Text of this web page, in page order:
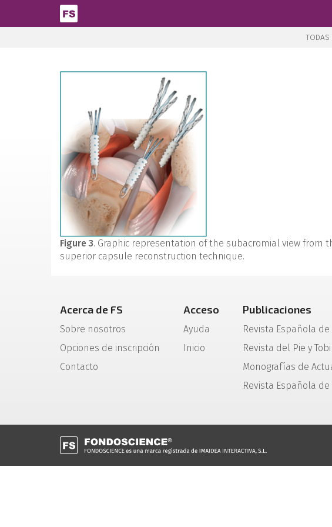
Pasar al contenido principal
TODAS
Figure 3. Graphic representation of the subacromial view
superior capsule reconstruction technique.
Acerca de FS
Sobre nosotros
Opciones de inscripción
Contacto
Acceso
Ayuda
Inicio
Publicaciones
Revista Española de
Revista del Pie y
Monografías de
Revista Española